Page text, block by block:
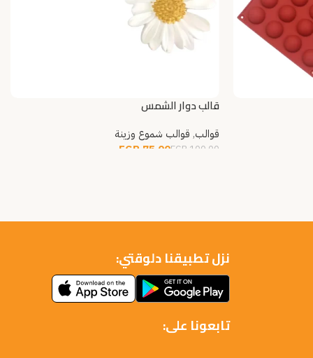
قالب دوار الشمس
قوالب, قوالب شموع وزينة
100.00
EGP
75.00
EGP
نزل تطبيقنا دلوقتي:
تابعونا على: